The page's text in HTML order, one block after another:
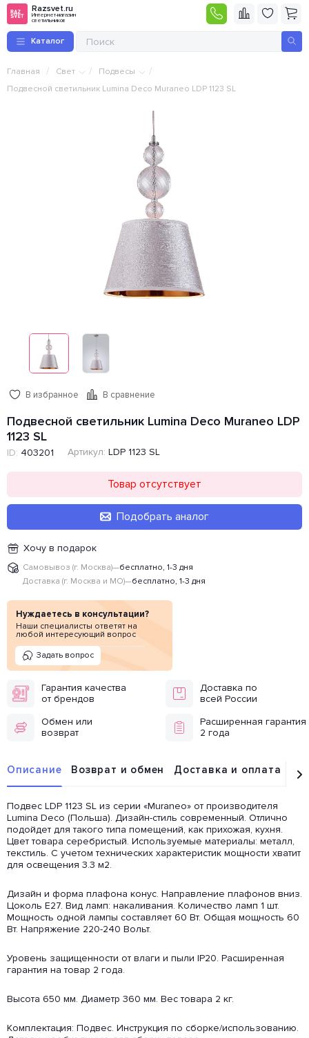
Razsvet.ru
Интернет-магазин
светильников
Каталог
Главная / Свет / Подвесы /
Подвесной светильник Lumina Deco Muraneo LDP 1123 SL
В избранное В сравнение
Подвесной светильник Lumina Deco Muraneo LDP
1123 SL
ID: 403201 Артикул: LDP 1123 SL
Товар отсутствует
Подобрать аналог
Хочу в подарок
Самовывоз (г. Москва)—бесплатно, 1-3 дня
Доставка (г. Москва и МО)—бесплатно, 1-3 дня
Нуждаетесь в консультации?
Наши специалисты ответят на
любой интересующий вопрос
Задать вопрос
Гарантия качества
от брендов
Доставка по
всей России
Обмен или
возврат
Расширенная гарантия
2 года
Описание Возврат и обмен Доставка и оплата
Подвес LDP 1123 SL из серии «Muraneo» от производителя
Lumina Deco (Польша). Дизайн-стиль современный. Отлично
подойдет для такого типа помещений, как прихожая, кухня.
Цвет товара серебристый. Используемые материалы: металл,
текстиль. С учетом технических характеристик мощности хватит
для освещения 3.3 м2.
Дизайн и форма плафона конус. Направление плафонов вниз.
Цоколь E27. Вид ламп: накаливания. Количество ламп 1 шт.
Мощность одной лампы составляет 60 Вт. Общая мощность 60
Вт. Напряжение 220-240 Вольт.
Уровень защищенности от влаги и пыли IP20. Расширенная
гарантия на товар 2 года.
Высота 650 мм. Диаметр 360 мм. Вес товара 2 кг.
Комплектация: Подвес. Инструкция по сборке/использованию.